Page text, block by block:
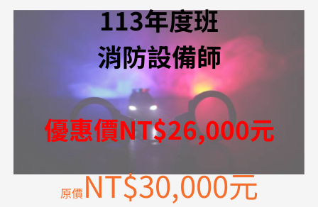
113年度班
消防設備師
優惠價NT$26,000元
原價NT$30,000元